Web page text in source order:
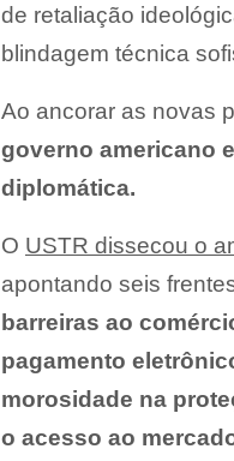
de retaliação
blindagem técnica
Ao ancorar as novas
governo americano
diplomática.
O USTR dissecou o
apontando seis
barreiras ao
pagamento
morosidade na
o acesso ao